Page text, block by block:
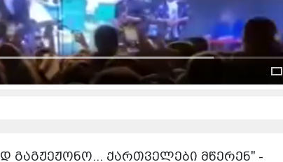
გაგჟეჟონო... ქართველები მწერენ" -